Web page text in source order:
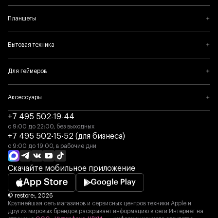
Планшеты
Бытовая техника
Для геймеров
Аксессуары
Скачайте мобильное приложение
+7 495 502-19-44
с 9:00 до 22:00, без выходных
+7 495 502-15-52 (для бизнеса)
с 9:00 до 19:00, в рабочие дни
© restore:, 2026
Крупнейшая сеть магазинов и сервисных центров техники Apple и
других мировых брендов раскрывает информацию в сети Интернет на